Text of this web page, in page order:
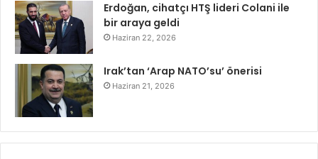
Erdoğan, cihatçı HTŞ lideri Colani ile
bir araya geldi
Haziran 22, 2026
Irak’tan ‘Arap NATO’su’ önerisi
Haziran 21, 2026